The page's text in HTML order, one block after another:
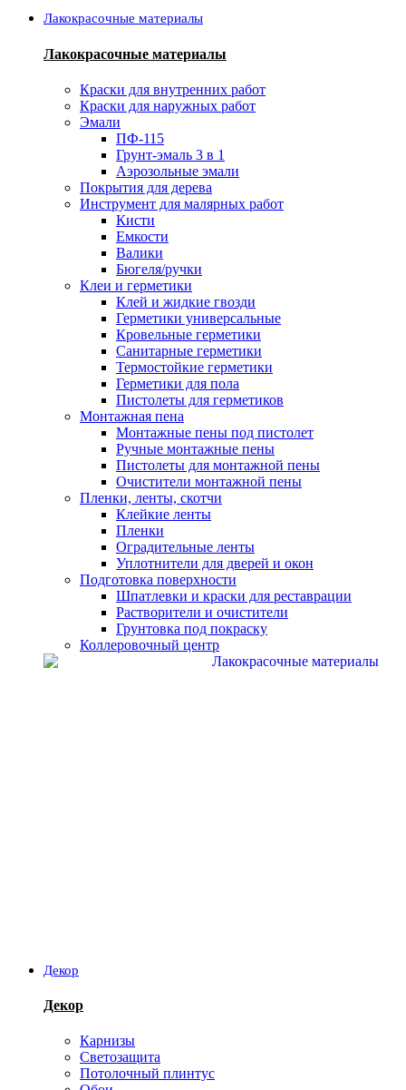
Лакокрасочные материалы
Лакокрасочные материалы
Краски для внутренних работ
Краски для наружных работ
Эмали
ПФ-115
Грунт-эмаль 3 в 1
Аэрозольные эмали
Покрытия для дерева
Инструмент для малярных работ
Кисти
Емкости
Валики
Бюгеля/ручки
Клеи и герметики
Клей и жидкие гвозди
Герметики универсальные
Кровельные герметики
Санитарные герметики
Термостойкие герметики
Герметики для пола
Пистолеты для герметиков
Монтажная пена
Монтажные пены под пистолет
Ручные монтажные пены
Пистолеты для монтажной пены
Очистители монтажной пены
Пленки, ленты, скотчи
Клейкие ленты
Пленки
Оградительные ленты
Уплотнители для дверей и окон
Подготовка поверхности
Шпатлевки и краски для реставрации
Растворители и очистители
Грунтовка под покраску
Коллеровочный центр
Декор
Декор
Карнизы
Светозащита
Потолочный плинтус